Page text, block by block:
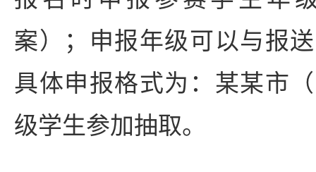
案）；申报年级可以与报
具体申报格式为：某某市
级学生参加抽取。